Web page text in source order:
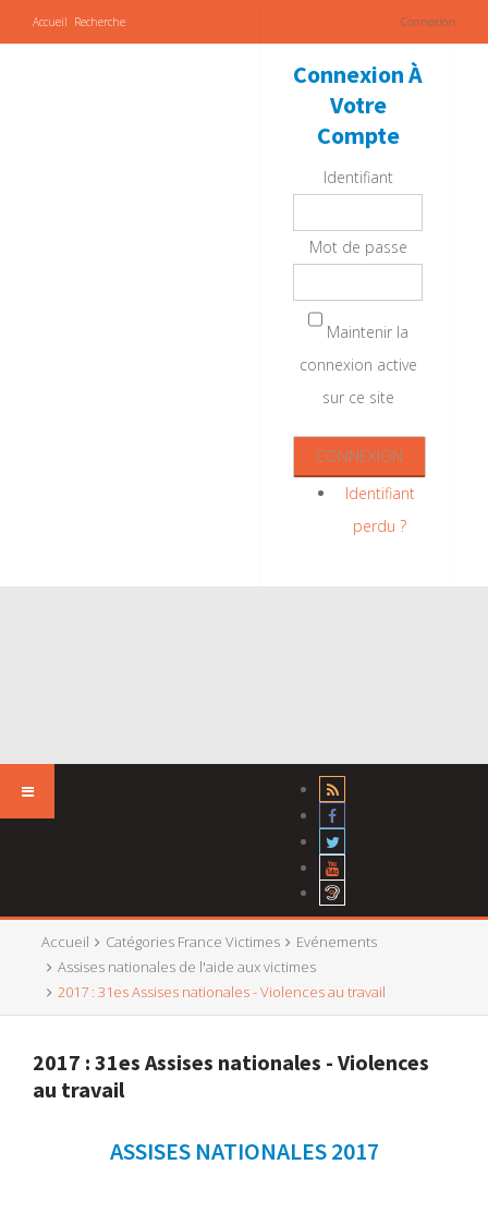
Accueil Recherche Connexion
Connexion À
Votre
Compte
Identifiant
Mot de passe
Maintenir la
connexion active
sur ce site
Identifiant
perdu ?
Accueil Catégories France Victimes
Evénements
Assises nationales de l'aide aux victimes
2017 : 31es Assises nationales - Violences au travail
2017 : 31es Assises nationales - Violences
au travail
ASSISES NATIONALES 2017